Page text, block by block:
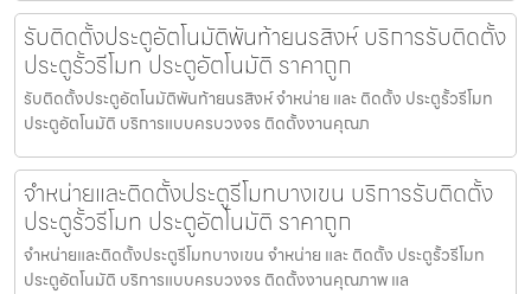
รับติดตั้งประตูอัตโนมัติพันท้ายนรสิงห์ บริการรับติดตั้ง
ประตูรั้วรีโมท ประตูอัตโนมัติ ราคาถูก
รับติดตั้งประตูอัตโนมัติพันท้ายนรสิงห์ จำหน่าย และ ติดตั้ง ประตูรั้วรีโมท
ประตูอัตโนมัติ บริการแบบครบวงจร ติดตั้งงานคุณภ
จำหน่ายและติดตั้งประตูรีโมทบางเขน บริการรับติดตั้ง
ประตูรั้วรีโมท ประตูอัตโนมัติ ราคาถูก
จำหน่ายและติดตั้งประตูรีโมทบางเขน จำหน่าย และ ติดตั้ง ประตูรั้วรีโมท
ประตูอัตโนมัติ บริการแบบครบวงจร ติดตั้งงานคุณภาพ แล